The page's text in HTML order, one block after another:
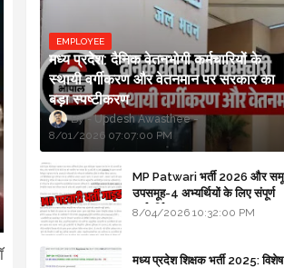
EMPLOYEE
मध्य प्रदेश: दैनिक वेतनभोगी कर्मचारियों के
स्थायी वर्गीकरण और वेतनमान पर सरकार का
बड़ा स्पष्टीकरण
Updesh Awasthee
8/01/2026 07:07:00 PM
MP Patwari भर्ती 2026 और
उपसमूह-4 अभ्यर्थियों के लिए संपूर्ण
मार्गदर्शिका
8/04/2026 10:32:00 PM
मध्य प्रदेश शिक्षक भर्ती 2025: विशेष